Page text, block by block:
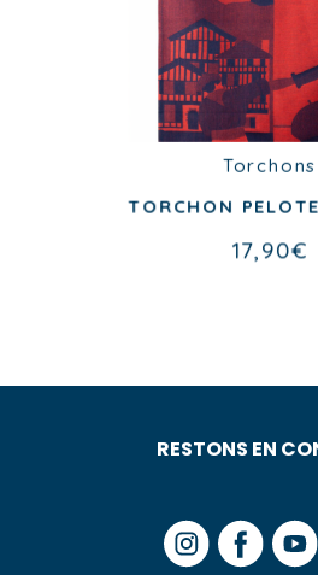
Torchons
TORCHON
17,90€
TORCHON
17,90€
RESTONS EN